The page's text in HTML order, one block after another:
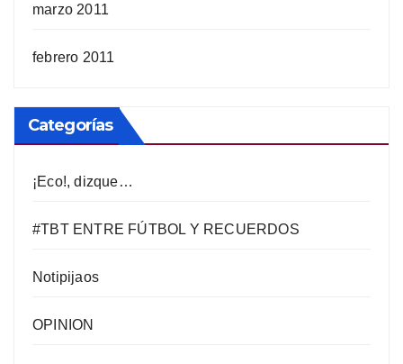
marzo 2011
febrero 2011
Categorías
¡Eco!, dizque…
#TBT ENTRE FÚTBOL Y RECUERDOS
Notipijaos
OPINION